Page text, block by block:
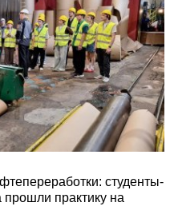
студенты-
прошли практику на